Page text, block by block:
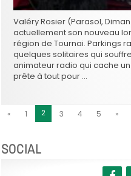
Valéry Rosier (Parasol,
actuellement son nouveau
région de Tournai. Parkings
quelques solitaires qui
animateur radio qui cache
prête à tout pour …
« 1 2 3 4 5 »
SOCIAL